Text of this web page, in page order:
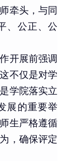
牵头，与同
、公正、公
开展前强调
不仅是对学
学院落实立
展的重要举
生严格遵循
，确保评定